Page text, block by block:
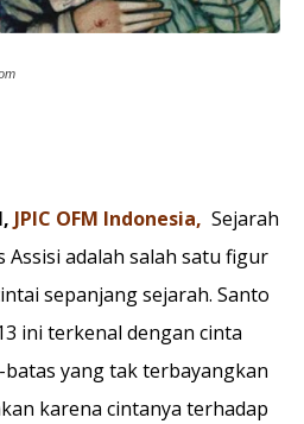
JPIC OFM Indonesia, Sejarah
Assisi adalah salah satu figur
sepanjang sejarah. Santo
ini terkenal dengan cinta
yang tak terbayangkan
karena cintanya terhadap